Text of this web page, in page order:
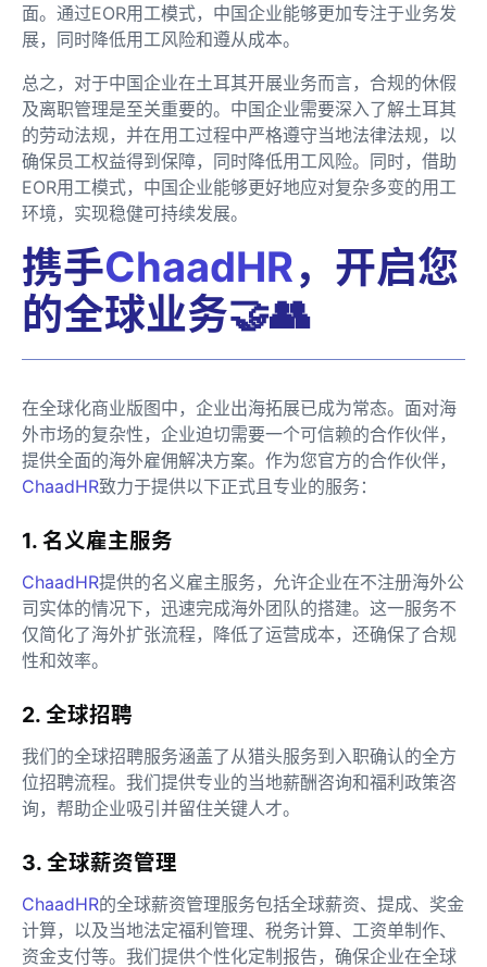
面。通过EOR用工模式，中国企业能够更加专注于业务发
展，同时降低用工风险和遵从成本。
总之，对于中国企业在土耳其开展业务而言，合规的休假
及离职管理是至关重要的。中国企业需要深入了解土耳其
的劳动法规，并在用工过程中严格遵守当地法律法规，以
确保员工权益得到保障，同时降低用工风险。同时，借助
EOR用工模式，中国企业能够更好地应对复杂多变的用工
环境，实现稳健可持续发展。
携手ChaadHR，开启您
的全球业务🤝👥
在全球化商业版图中，企业出海拓展已成为常态。面对海
外市场的复杂性，企业迫切需要一个可信赖的合作伙伴，
提供全面的海外雇佣解决方案。作为您官方的合作伙伴，
ChaadHR致力于提供以下正式且专业的服务：
1. 名义雇主服务
ChaadHR提供的名义雇主服务，允许企业在不注册海外公
司实体的情况下，迅速完成海外团队的搭建。这一服务不
仅简化了海外扩张流程，降低了运营成本，还确保了合规
性和效率。
2. 全球招聘
我们的全球招聘服务涵盖了从猎头服务到入职确认的全方
位招聘流程。我们提供专业的当地薪酬咨询和福利政策咨
询，帮助企业吸引并留住关键人才。
3. 全球薪资管理
ChaadHR的全球薪资管理服务包括全球薪资、提成、奖金
计算，以及当地法定福利管理、税务计算、工资单制作、
资金支付等。我们提供个性化定制报告，确保企业在全球